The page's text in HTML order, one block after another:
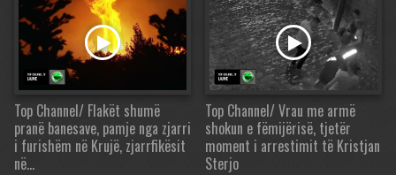
Top Channel/ Flakët shumë
pranë banesave, pamje nga zjarri
i furishëm në Krujë, zjarrfikësit
në…
Top Channel/ Vrau me armë
shokun e fëmijërisë, tjetër
moment i arrestimit të Kristjan
Sterjo